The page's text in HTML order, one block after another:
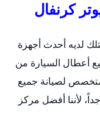
كرنفال
لديه أحدث أجهزة
أعطال السيارة من
متخصص لصيانة جميع
لأننا أفضل مركز